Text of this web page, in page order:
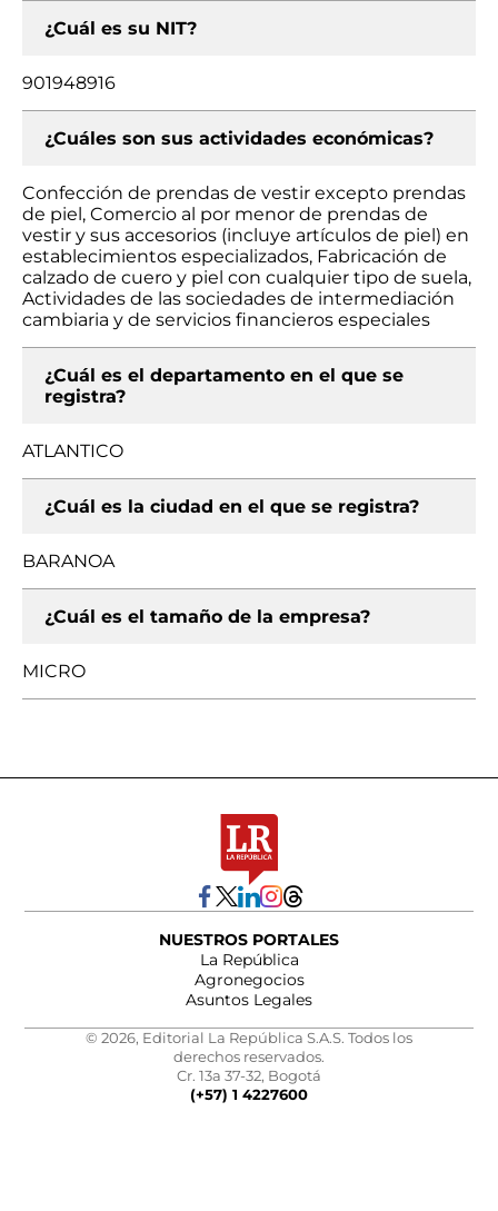
¿Cuál es su NIT?
901948916
¿Cuáles son sus actividades económicas?
Confección de prendas de vestir excepto prendas
de piel, Comercio al por menor de prendas de
vestir y sus accesorios (incluye artículos de piel) en
establecimientos especializados, Fabricación de
calzado de cuero y piel con cualquier tipo de suela,
Actividades de las sociedades de intermediación
cambiaria y de servicios financieros especiales
¿Cuál es el departamento en el que se
registra?
ATLANTICO
¿Cuál es la ciudad en el que se registra?
BARANOA
¿Cuál es el tamaño de la empresa?
MICRO
NUESTROS PORTALES
La República
Agronegocios
Asuntos Legales
© 2026, Editorial La República S.A.S. Todos los
derechos reservados.
Cr. 13a 37-32, Bogotá
(+57) 1 4227600